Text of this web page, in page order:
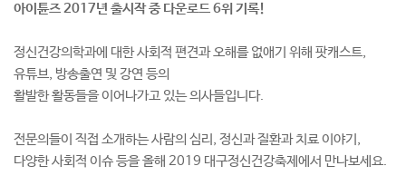
아이튠즈 2017년 출시작 중 다운로드 6위 기록!
정신건강의학과에 대한 사회적 편견과 오해를 없애기 위해 팟캐스트,
유튜브, 방송출연 및 강연 등의
활발한 활동들을 이어나가고 있는 의사들입니다.
전문의들이 직접 소개하는 사람의 심리, 정신과 질환과 치료 이야기,
다양한 사회적 이슈 등을 올해 2019 대구정신건강축제에서 만나보세요.